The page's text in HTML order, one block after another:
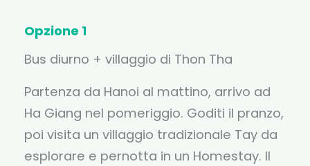
Opzione 1
Bus diurno + villaggio di Thon Tha
Partenza da Hanoi al mattino, arrivo ad
Ha Giang nel pomeriggio. Goditi il pranzo,
poi visita un villaggio tradizionale Tay da
esplorare e pernotta in un Homestay. Il